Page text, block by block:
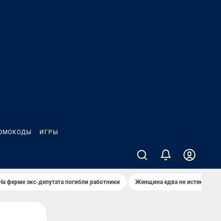
ИГРЫ
ферме экс-депутата погибли работники Женщина едва не истекла